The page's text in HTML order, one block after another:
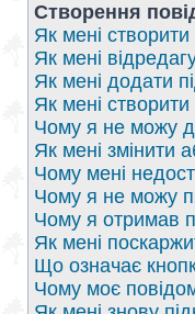
Створення
Як мені
Як мені
Як мені додати
Як мені
Чому я не можу
Як мені змінити
Чому мені
Чому я не можу
Чому я отримав
Як мені
Що означає
Чому моє